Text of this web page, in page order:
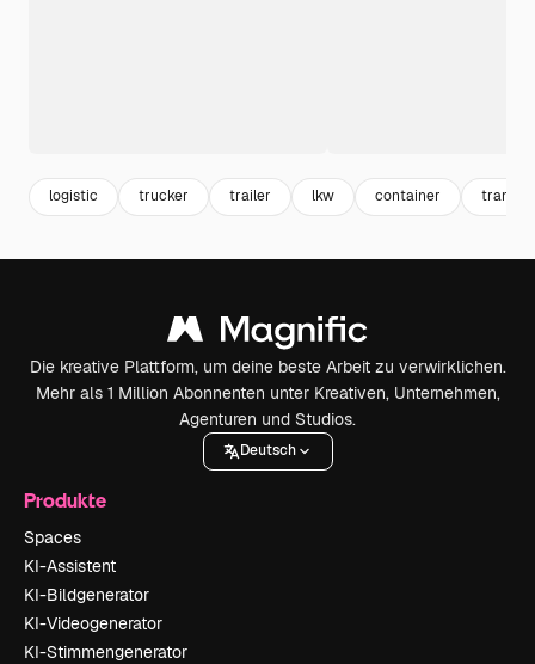
logistic trucker trailer lkw container
Die kreative Plattform, um deine beste Arbeit zu verwirklichen.
Mehr als 1 Million Abonnenten unter Kreativen, Unternehmen,
Agenturen und Studios.
Deutsch
Produkte
Spaces
KI-Assistent
KI-Bildgenerator
KI-Videogenerator
KI-Stimmengenerator